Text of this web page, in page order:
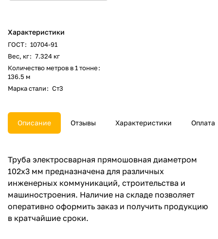
Характеристики
ГОСТ: 10704-91
Вес, кг: 7.324 кг
Количество метров в 1 тонне:
136.5 м
Марка стали: Ст3
Описание Отзывы Характеристики Оплата
Труба электросварная прямошовная диаметром
102x3 мм предназначена для различных
инженерных коммуникаций, строительства и
машиностроения. Наличие на складе позволяет
оперативно оформить заказ и получить продукцию
в кратчайшие сроки.